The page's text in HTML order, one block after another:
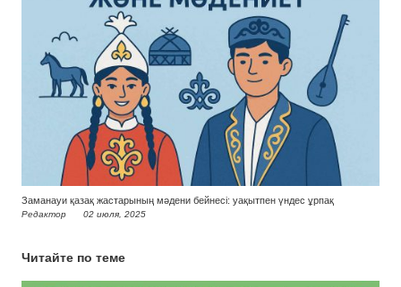
Заманауи қазақ жастарының мәдени бейнесі: уақытпен үндес ұрпақ
Редактор 02 июля, 2025
Читайте по теме